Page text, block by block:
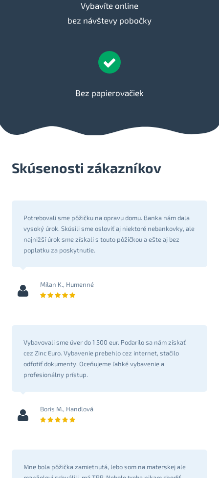
Vybavíte online
bez návštevy pobočky
Bez papierovačiek
Skúsenosti zákazníkov
Potrebovali sme pôžičku na opravu domu. Banka nám dala
vysoký úrok. Skúsili sme osloviť aj niektoré nebankovky, ale
najnižší úrok sme získali s touto pôžičkou a ešte aj bez
poplatku za poskytnutie.
Milan K., Humenné
Vybavovali sme úver do 1 500 eur. Podarilo sa nám získať
cez Zinc Euro. Vybavenie prebehlo cez internet, stačilo
odfotiť dokumenty. Oceňujeme ľahké vybavenie a
profesionálny prístup.
Boris M., Handlová
Mne bola pôžička zamietnutá, lebo som na materskej ale